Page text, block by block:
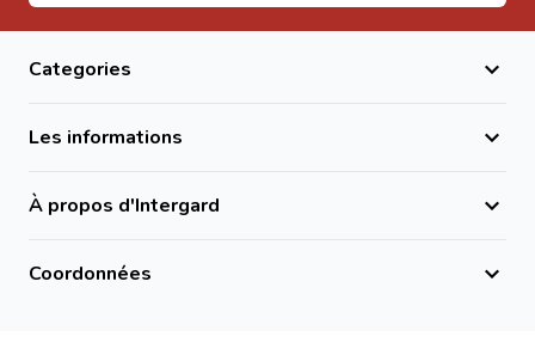
Categories
Les informations
À propos d'Intergard
Coordonnées